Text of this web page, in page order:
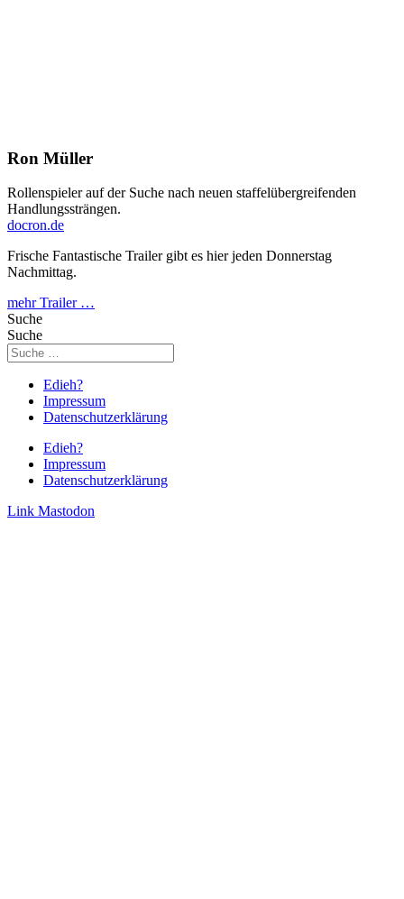
Ron Müller
Rollenspieler auf der Suche nach neuen staffelübergreifenden
Handlungssträngen.
docron.de
Frische Fantastische Trailer gibt es hier jeden Donnerstag
Nachmittag.
mehr Trailer …
Suche
Suche
Edieh?
Impressum
Datenschutzerklärung
Edieh?
Impressum
Datenschutzerklärung
Link Mastodon